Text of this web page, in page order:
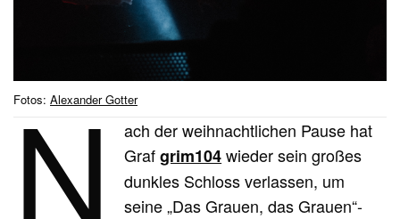
Fotos: Alexander Gotter
N ach der weihnachtlichen Pause hat
Grafgrim104wieder sein großes
dunkles Schloss verlassen, um
seine „Das Grauen, das Grauen“-